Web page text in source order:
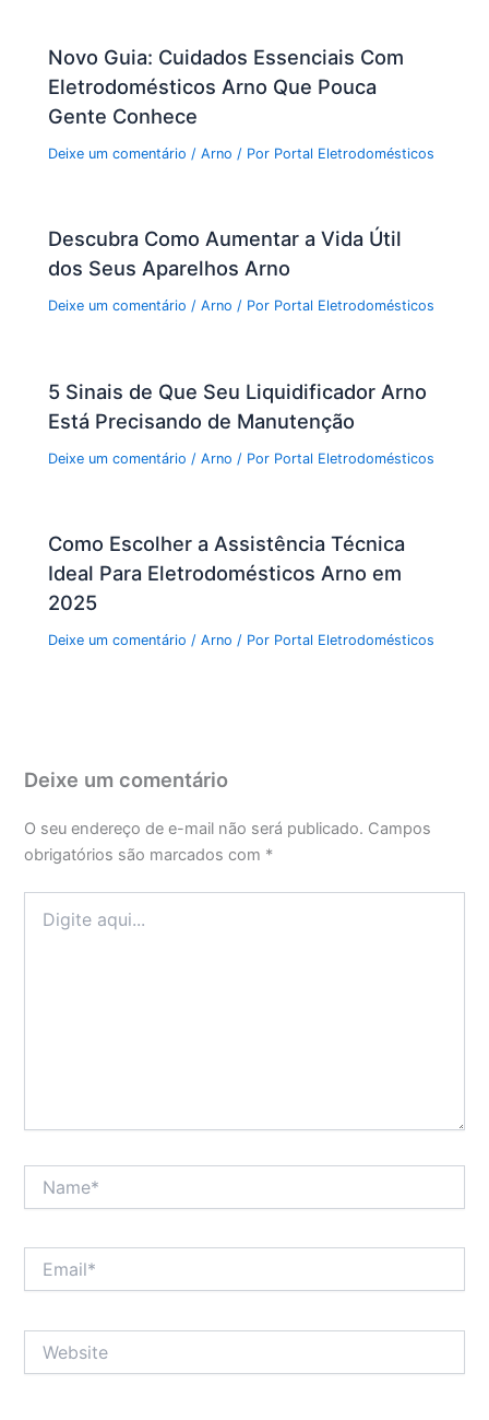
Novo Guia: Cuidados Essenciais Com
Eletrodomésticos Arno Que Pouca
Gente Conhece
Deixe um comentário /Arno / Por Portal Eletrodomésticos
Descubra Como Aumentar a Vida Útil
dos Seus Aparelhos Arno
Deixe um comentário /Arno / Por Portal Eletrodomésticos
5 Sinais de Que Seu Liquidificador Arno
Está Precisando de Manutenção
Deixe um comentário /Arno / Por Portal Eletrodomésticos
Como Escolher a Assistência Técnica
Ideal Para Eletrodomésticos Arno em
2025
Deixe um comentário /Arno / Por Portal Eletrodomésticos
Deixe um comentário
O seu endereço de e-mail não será publicado. Campos
obrigatórios são marcados com *
aqui...